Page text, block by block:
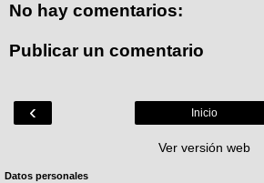
No hay comentarios:
Publicar un comentario
‹ Inicio
Ver versión web
Datos personales